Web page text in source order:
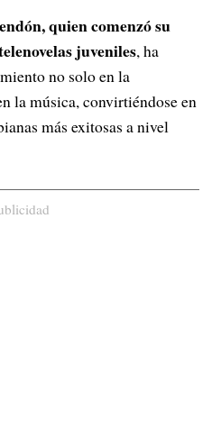
quien comenzó su
juveniles, ha
no solo en la
la música, convirtiéndose en
más exitosas a nivel